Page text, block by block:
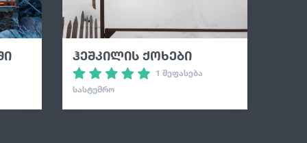
ჰეშკილის ქოხები
1 შეფასება
ᲡᲐᲡᲢᲣᲛᲠᲝ